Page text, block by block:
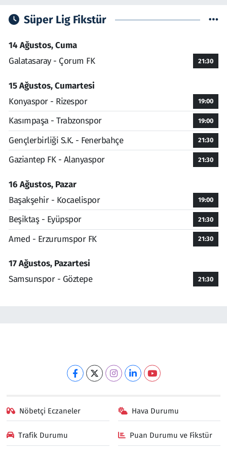
Süper Lig Fikstür
14 Ağustos, Cuma
Galatasaray - Çorum FK
21:30
15 Ağustos, Cumartesi
Konyaspor - Rizespor
19:00
Kasımpaşa - Trabzonspor 19:00
Gençlerbirliği S.K. - Fenerbahçe 21:30
Gaziantep FK - Alanyaspor 21:30
16 Ağustos, Pazar
Başakşehir - Kocaelispor
19:00
Beşiktaş - Eyüpspor 21:30
Amed - Erzurumspor FK 21:30
17 Ağustos, Pazartesi
Samsunspor - Göztepe
21:30
Nöbetçi Eczaneler Hava Durumu
Trafik Durumu Puan Durumu ve Fikstür